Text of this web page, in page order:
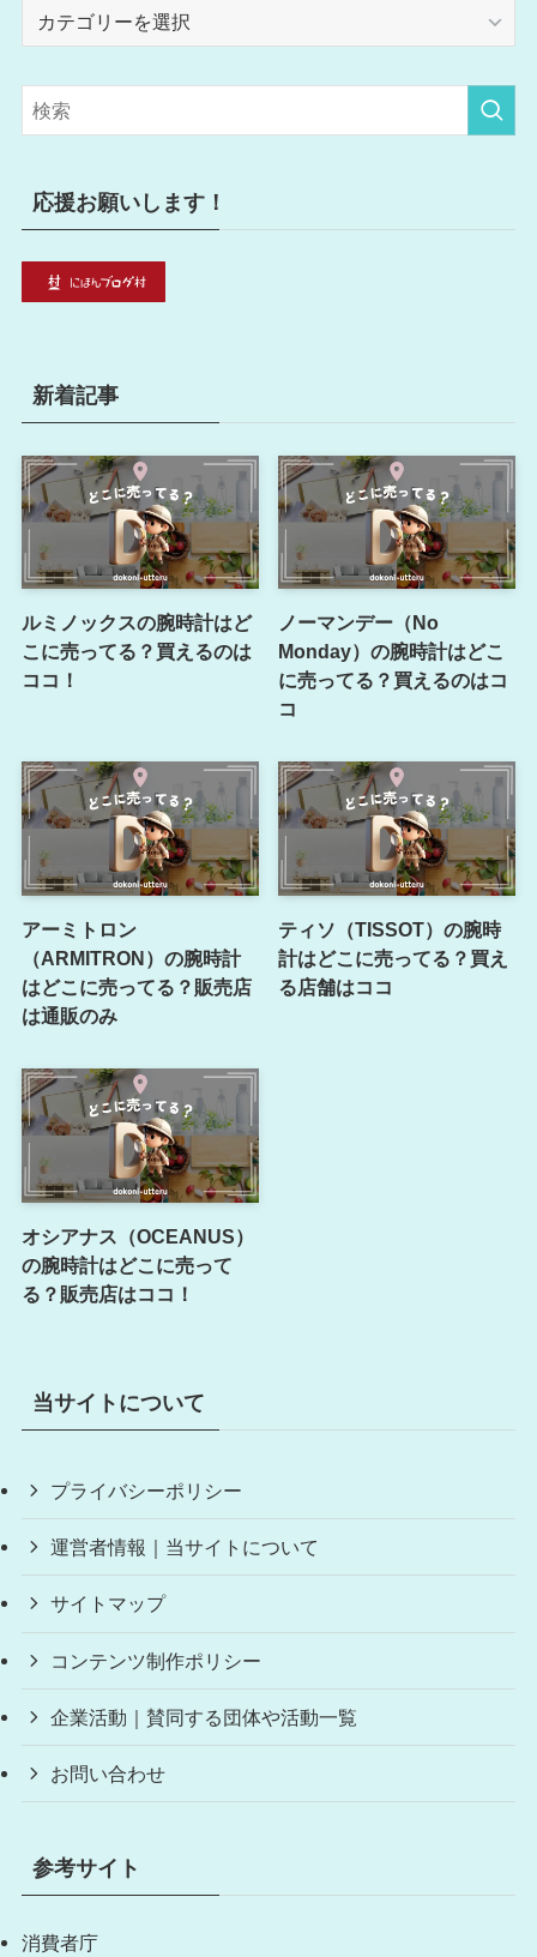
リ
ー
応援お願いします！
新着記事
ルミノックスの腕時計はど
こに売ってる？買えるのは
ココ！
ノーマンデー（No
Monday）の腕時計はどこ
に売ってる？買えるのはコ
コ
アーミトロン
（ARMITRON）の腕時計
はどこに売ってる？販売店
は通販のみ
ティソ（TISSOT）の腕時
計はどこに売ってる？買え
る店舗はココ
オシアナス（OCEANUS）
の腕時計はどこに売って
る？販売店はココ！
当サイトについて
プライバシーポリシー
運営者情報｜当サイトについて
サイトマップ
コンテンツ制作ポリシー
企業活動｜賛同する団体や活動一覧
お問い合わせ
参考サイト
消費者庁